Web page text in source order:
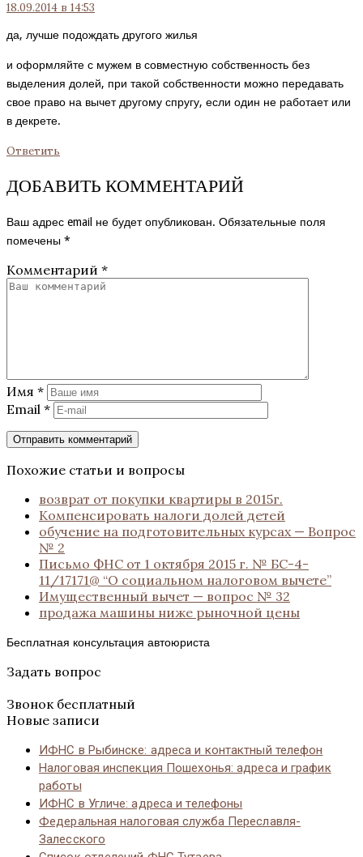
18.09.2014 в 14:53
да, лучше подождать другого жилья
и оформляйте с мужем в совместную собственность без
выделения долей, при такой собственности можно передавать
свое право на вычет другому спругу, если один не работает или
в декрете.
Ответить
ДОБАВИТЬ КОММЕНТАРИЙ
Ваш адрес email не будет опубликован. Обязательные поля
помечены *
Комментарий *
Имя *
Email *
Похожие статьи и вопросы
возврат от покупки квартиры в 2015г.
Компенсировать налоги долей детей
обучение на подготовительных курсах — Вопрос
№ 2
Письмо ФНС от 1 октября 2015 г. № БС-4-
11/17171@ “О социальном налоговом вычете”
Имущественный вычет — вопрос № 32
продажа машины ниже рыночной цены
Бесплатная консультация автоюриста
Задать вопрос
Звонок бесплатный
Новые записи
ИФНС в Рыбинске: адреса и контактный телефон
Налоговая инспекция Пошехонья: адреса и график
работы
ИФНС в Угличе: адреса и телефоны
Федеральная налоговая служба Переславля-
Залесского